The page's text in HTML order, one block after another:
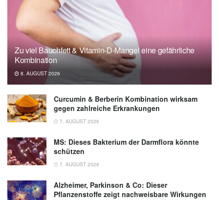
Zu viel Bauchfett & Vitamin-D-Mangel eine gefährliche
Kombination
8. AUGUST 2026
Curcumin & Berberin Kombination wirksam
gegen zahlreiche Erkrankungen
7. AUGUST 2026
MS: Dieses Bakterium der Darmflora könnte
schützen
7. AUGUST 2026
Alzheimer, Parkinson & Co: Dieser
Pflanzenstoffe zeigt nachweisbare Wirkungen